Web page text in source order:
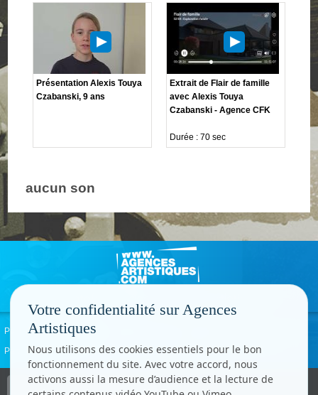
Présentation Alexis Touya
Czabanski, 9 ans
Extrait de Flair de famille
avec Alexis Touya
Czabanski - Agence CFK
Durée : 70 sec
aucun son
Politique de confidentialité
Paramètres cookies
Copyright © CC.Comunication
Tous droits réservés
Votre confidentialité sur Agences
Artistiques
Nous utilisons des cookies essentiels pour le bon
fonctionnement du site. Avec votre accord, nous
activons aussi la mesure d’audience et la lecture de